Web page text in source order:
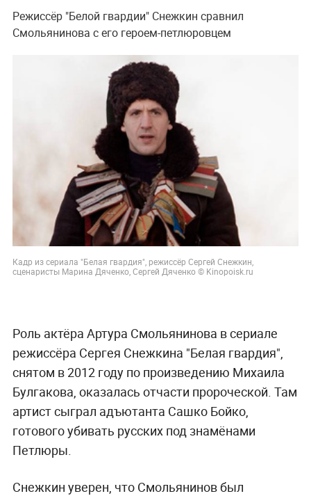
Режиссёр "Белой гвардии" Снежкин сравнил
Смольянинова с его героем-петлюровцем
Кадр из сериала "Белая гвардия", режиссёр Сергей Снежкин,
сценаристы Марина Дяченко, Сергей Дяченко © Kinopoisk.ru
Роль актёра Артура Смольянинова в сериале
режиссёра Сергея Снежкина "Белая гвардия",
снятом в 2012 году по произведению Михаила
Булгакова, оказалась отчасти пророческой. Там
артист сыграл адъютанта Сашко Бойко,
готового убивать русских под знамёнами
Петлюры.
Снежкин уверен, что Смольянинов был